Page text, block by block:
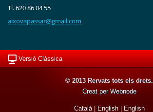
Tl. 620 86 04 55
aixovapassar@gmail.com
Versió Clàssica
© 2013 Rervats tots els drets.
Creat per Webnode
Català| English| English